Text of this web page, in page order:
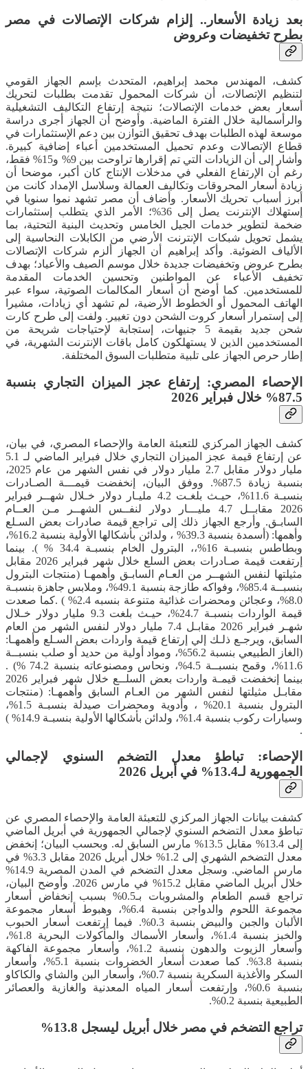
بعد زيادة الأسعار.. إلزام شركات الإتصالات في مصر
بطرح تخفيضات وعروض
كشف، المهندس محمد إبراهيم، المتحدث بإسم الجهاز القومي
لتنظيم الإتصالات، أن شركات المحمول تقدمت بطلبات لتحريك
أسعار بعض خدمات الإتصالات؛ نتيجة إرتفاع التكاليف التشغيلية
والرأسمالية خلال الفترة الماضية. وأوضح أن الجهاز أجرى دراسة
موسعة لهذه الطلبات بهدف تحقيق التوازن بين دعم الإستثمارات في
قطاع الإتصالات وعدم تحميل المستخدمين أعباء إضافية كبيرة.
وأشار إلى أن الزيادات التي تم إقرارها تراوحت بين 9% و15% فقط،
رغم أن الإرتفاع الفعلي في مدخلات الإنتاج كان أكبر، موضحا أن
زيادة أسعار المحروقات وتكاليف العمالة وسلاسل الإمداد كانت من
أبرز أسباب تحريك الأسعار. وأضاف أن مصر تشهد نموا سنويا في
إستهلاك الإنترنت يصل إلى 36%؛ الأمر الذي يتطلب إستثمارات
ضخمة لتطوير خدمات الجيل الخامس وتحديث البنية التحتية، بما
يشمل تحويل شبكات الإنترنت الأرضي من الكابلات النحاسية إلى
الألياف الضوئية. وأكد إبراهيم أن الجهاز ألزم شركات الإتصالات
بطرح عروض وتخفيضات جديدة خلال موسم الصيف والأعياد؛ بهدف
تخفيف الأعباء عن المواطنين وتحسين الخدمات المقدمة
للمستخدمين. كما أوضح أن أسعار المكالمات الصوتية، سواء عبر
الهاتف المحمول أو الخطوط الأرضية، لم تشهد أي زيادات، مشيرا
إلى إستمرار أسعار كروت الشحن دون تغيير. ولفت إلى طرح كارت
شحن جديد بقيمة 5 جنيهات، إستجابة لإحتياجات شريحة من
المستخدمين الذين لا يستهلكون كامل باقات الإنترنت الشهرية، في
إطار حرص الجهاز على تلبية متطلبات السوق المختلفة.
الإحصاء المصري: إرتفاع عجز الميزان التجاري بنسبة
87.5% خلال فبراير 2026
كشف الجهاز المركزي للتعبئة العامة والإحصاء المصري، في بيان،
عن إرتفاع قيمة عجز الميزان التجاري خلال فبراير الماضي لـ 5.1
مليار دولار مقابل 2.7 مليار دولار في نفس الشهر من عام 2025،
بنسبة زيادة 87.5%. ووفق البيان، إنخفضت قيمـــة الصـادرات
بنسبـة 11.6%، حيـث بلغـت 4.2 مليـار دولار خـلال شهــر فبراير
2026 مقابــل 4.7 مليـــار دولار لنفــس الشهــر مـن العــام
السابـق. وأرجع الجهاز ذلك إلى تراجع قيمة صادرات بعض السـلع
وأهمها: (أسمدة بنسبة 39.3% ، ولدائن بأشكالها الأولية بنسبة 16.2%،
وبطاطس بنسبـة 16%،، البترول الخام بنسبـة 34.4 % ). بينما
إرتفعت قيمة صـادرات بعض السلع خلال شهر فبراير 2026 مقابل
مثيلتها لنفس الشهــر من العـام السابـق وأهمهـا (منتجات البترول
بنسبــة 85.4%، وفواكه طازجة بنسبة 49.1%، وملابس جاهزة بنسبـة
8.0%، وعجائن ومحضرات غذائية متنوعة بنسبه 2.4% ) .كما صعدت
قيمة الواردات بنسبـة 24.7%، حيـث بلغت 9.3 مليار دولار خـلال
شهـر فبراير 2026 مقابـل 7.4 مليار دولار لنفس الشهر من العام
السابق، ويرجـع ذلـك إلي إرتفاع قيمة واردات بعض السـلع وأهمهـا:
(الغاز الطبيعي بنسبة 56.2%، ومواد أولية من حديد أو صلب بنسبــة
11.6%، وقمح بنسبــة 4.5%، ونحاس ومصنوعاته بنسبة 74.2 %) .
بينما إنخفضت قيمـة واردات بعض السلــع خلال شهر فبراير 2026
مقابـل مثيلتها لنفس الشهر من العـام السابق وأهمهـا: (منتجات
البترول بنسبة 20.1% ، وأدوية ومحضرات صيدلة بنسبـة 1.5%،
وسيارات ركوب بنسبة 1.4%، ولدائن بأشكالها الأولية بنسبـة 14.9% )
.
الإحصاء: تباطؤ معدل التضخم السنوي لإجمالي
الجمهورية لـ13.4% في أبريل 2026
كشفت بيانات الجهاز المركزي للتعبئة العامة والإحصاء المصري عن
تباطؤ معدل التضخم السنوي لإجمالي الجمهورية في أبريل الماضي
إلى 13.4% مقابل 13.5% مارس السابق له. وبحسب البيان؛ إنخفض
معدل التضخم الشهري إلى 1.2% خلال أبريل 2026 مقابل 3.3% في
مارس الماضي. وسجل معدل التضخم في المدن المصرية 14.9%
خلال أبريل الماضي مقابل 15.2% في مارس 2026. وأوضح البيان،
تراجع قسم الطعام والمشروبات بـ0.5% بسبب إنخفاض أسعار
مجموعة اللحوم والدواجن بنسبة 6.4%، وهبوط أسعار مجموعة
الألبان والجبن والبيض بنسبة 0.3%. فيما إرتفعت أسعار الحبوب
والخبز بنسبة 1.4%، وأسعار الأسماك والمأكولات البحرية 1.8%،
وأسعار الزيوت والدهون بنسبة 1.2%، وأسعار مجموعة الفاكهة
بنسبة 3.8%. كما صعدت أسعار الخضروات بنسبة 5.1%، وأسعار
السكر والأغذية السكرية بنسبة 0.7%، وأسعار البن والشاي والكاكاو
بنسبة 0.6%، وإرتفعت أسعار المياه المعدنية والغازية والعصائر
الطبيعية بنسبة 0.2%.
تراجع التضخم في مصر خلال أبريل ليسجل 13.8%